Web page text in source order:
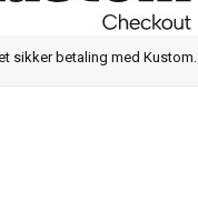
sikker betaling med Kustom.